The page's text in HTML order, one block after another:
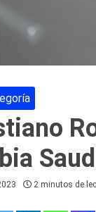
2 minutos de